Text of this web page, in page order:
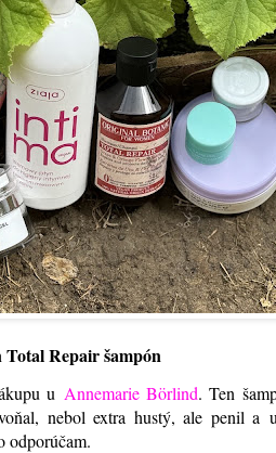
Repair šampón
u Annemarie Börlind. Ten
nebol extra hustý, ale penil
odporúčam.